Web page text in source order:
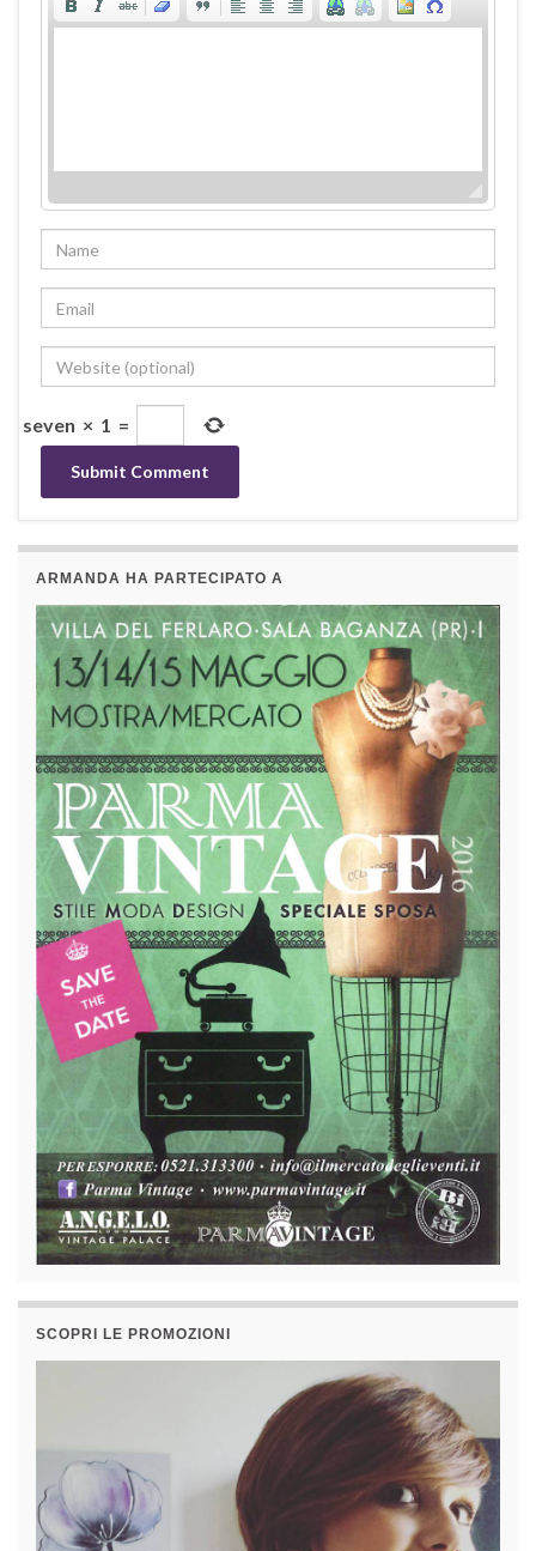
seven × 1 =
ARMANDA HA PARTECIPATO A
SCOPRI LE PROMOZIONI